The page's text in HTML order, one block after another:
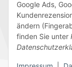
Google Ads,
ändern
finden Sie unter
Folge uns